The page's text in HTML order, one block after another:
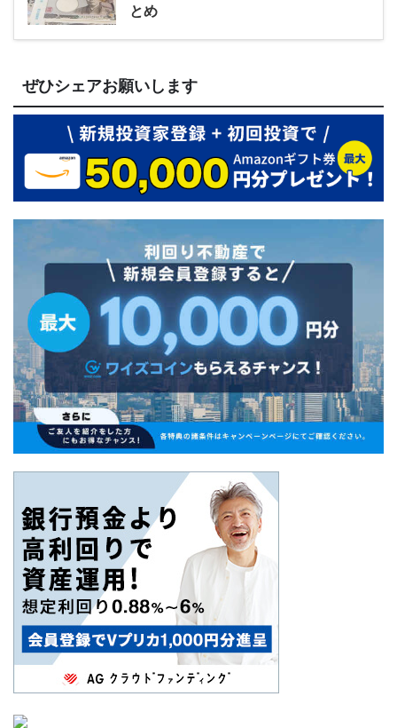
とめ
ぜひシェアお願いします